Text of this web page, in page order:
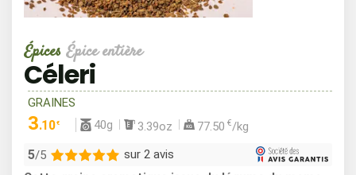
Épices Épice entière
Céleri
GRAINES
3.10 € 40g 3.39oz 77.50 €/kg
5/5 sur 2 avis